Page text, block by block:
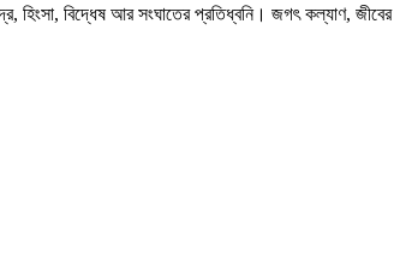
হিংসা, বিদ্ধেষ আর সংঘাতের প্রতিধ্বনি। জগৎ কল্যাণ,